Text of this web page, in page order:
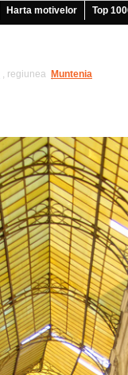
Harta motivelor Top
, regiunea Muntenia
|